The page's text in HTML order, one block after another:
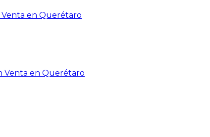
Venta en Querétaro
Venta en Querétaro